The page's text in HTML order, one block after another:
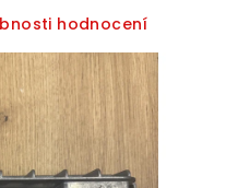
hodnocení